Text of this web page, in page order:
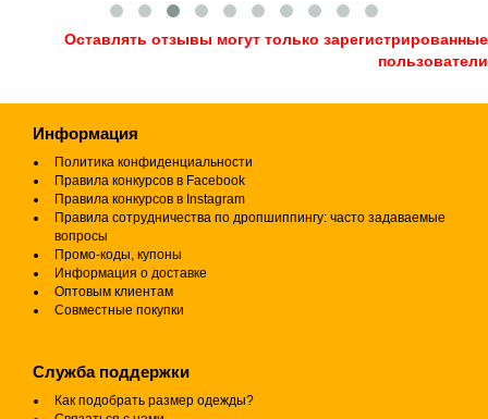
Оставлять отзывы могут только зарегистрированные
пользователи
Информация
Политика конфиденциальности
Правила конкурсов в Facebook
Правила конкурсов в Instagram
Правила сотрудничества по дропшиппингу: часто задаваемые
вопросы
Промо-коды, купоны
Информация о доставке
Оптовым клиентам
Совместные покупки
Служба поддержки
Как подобрать размер одежды?